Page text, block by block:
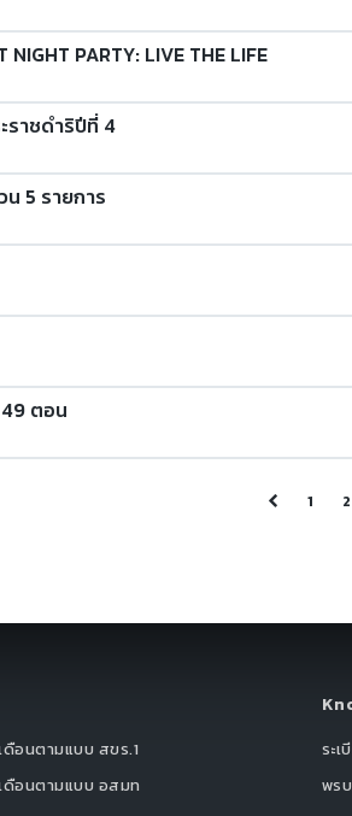
PARTY: LIVE THE LIFE
ราชดำริปีที่ 4
5 รายการ
ตอน
1 2
อนตามแบบ สขร.1
ดือนตามแบบ อสมท
ระ
พร